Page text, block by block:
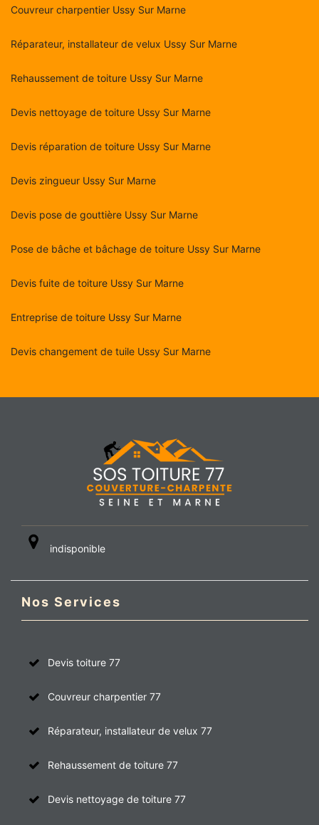
Couvreur charpentier Ussy Sur Marne
Réparateur, installateur de velux Ussy Sur Marne
Rehaussement de toiture Ussy Sur Marne
Devis nettoyage de toiture Ussy Sur Marne
Devis réparation de toiture Ussy Sur Marne
Devis zingueur Ussy Sur Marne
Devis pose de gouttière Ussy Sur Marne
Pose de bâche et bâchage de toiture Ussy Sur Marne
Devis fuite de toiture Ussy Sur Marne
Entreprise de toiture Ussy Sur Marne
Devis changement de tuile Ussy Sur Marne
indisponible
Nos Services
Devis toiture 77
Couvreur charpentier 77
Réparateur, installateur de velux 77
Rehaussement de toiture 77
Devis nettoyage de toiture 77